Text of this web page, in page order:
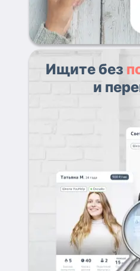
Ищите без
и